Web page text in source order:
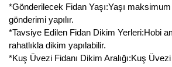
*Gönderilecek Fidan Yaşı:Yaşı
gönderimi yapılır.
*Tavsiye Edilen Fidan Dikim Yerleri:Hobi
rahatlıkla dikim yapılabilir.
*Kuş Üvezi Fidanı Dikim Aralığı:Kuş Üvezi
Murt Fidanı
Muşmula Fidanı
Muz Fidanı